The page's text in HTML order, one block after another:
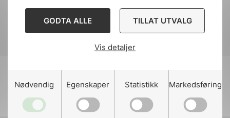
GODTA ALLE TILLAT UTVALG
Vis detaljer
Nødvendig Egenskaper Statistikk Markedsføring